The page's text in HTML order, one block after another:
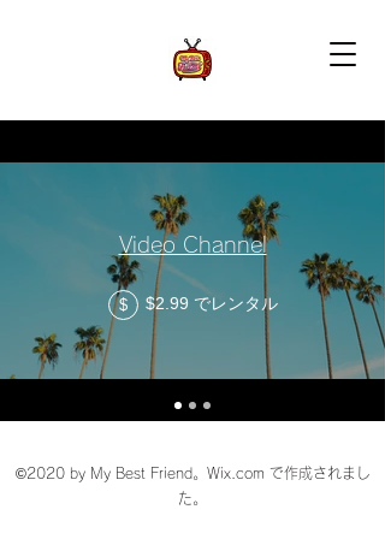
Video Channel
$ $2.99 でレンタル
©2020 by My Best Friend。Wix.com で作成されまし
た。